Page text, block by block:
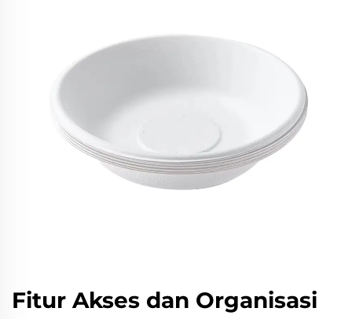
Fitur Akses dan Organisasi